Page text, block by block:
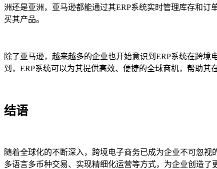
洲还是亚洲，亚马逊都能通过其ERP系统实时管理库存和
买其产品。
除了亚马逊，越来越多的企业也开始意识到ERP系统在跨
到，ERP系统可以为其提供高效、便捷的全球商机，帮助其
结语
随着全球化的不断深入，跨境电子商务已成为企业不可忽
多语言多币种交易、实现精细化运营等方式，为企业创造了